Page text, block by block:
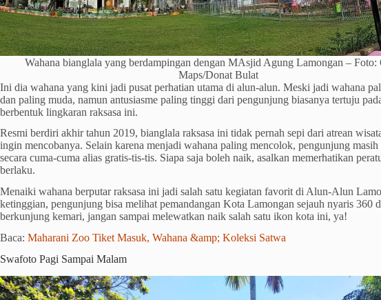
Wahana bianglala yang berdampingan dengan MAsjid Agung Lamongan – Foto:
Maps/Donat Bulat
Ini dia wahana yang kini jadi pusat perhatian utama di alun-alun. Meski jadi wahana
dan paling muda, namun antusiasme paling tinggi dari pengunjung biasanya tertuju
berbentuk lingkaran raksasa ini.
Resmi berdiri akhir tahun 2019, bianglala raksasa ini tidak pernah sepi dari atrean
ingin mencobanya. Selain karena menjadi wahana paling mencolok, pengunjung
secara cuma-cuma alias gratis-tis-tis. Siapa saja boleh naik, asalkan memerhatikan
berlaku.
Menaiki wahana berputar raksasa ini jadi salah satu kegiatan favorit di Alun-Alun
ketinggian, pengunjung bisa melihat pemandangan Kota Lamongan sejauh nyaris 360
berkunjung kemari, jangan sampai melewatkan naik salah satu ikon kota ini, ya!
Baca: Maharani Zoo Tiket Masuk, Wahana &amp; Koleksi Satwa
Swafoto Pagi Sampai Malam